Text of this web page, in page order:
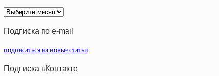
Архив
статей
Подписка по e-mail
подписаться на новые статьи
Подписка вКонтакте